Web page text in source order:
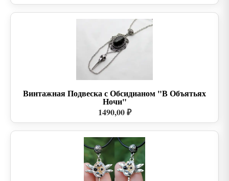
Винтажная Подвеска с Обсидианом "В Объятьях
Ночи"
1490,00 ₽